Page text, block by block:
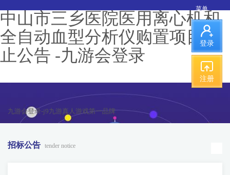
中山市三乡医院医用离心机和
全自动血型分析仪购置项目终
止公告 -九游会登录
九游会登录-j9九游真人游戏第一品牌
菜单
登录
注册
招标公告 tender notice